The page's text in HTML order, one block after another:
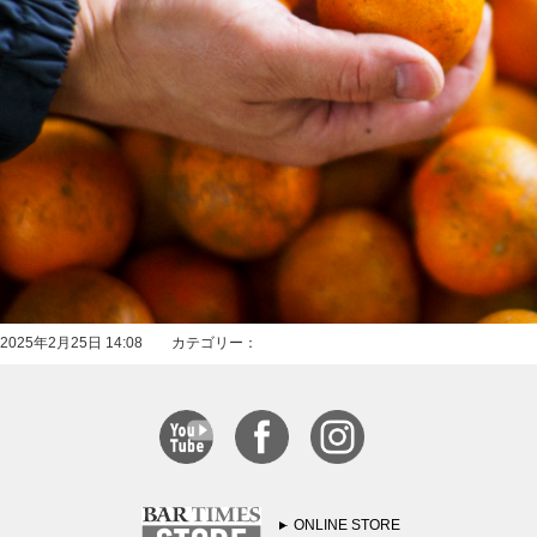
2025年2月25日 14:08 カテゴリー：
ONLINE STORE